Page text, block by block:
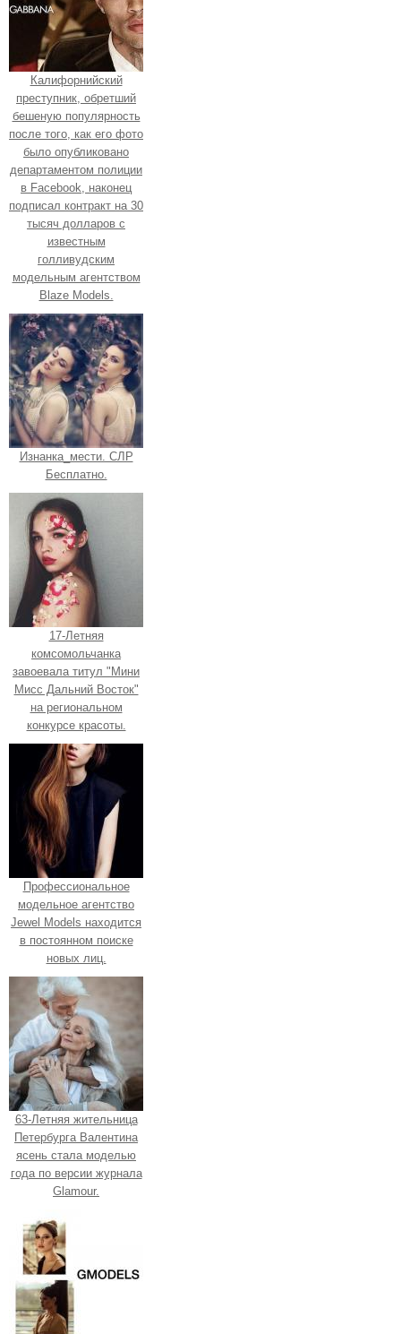
Калифорнийский
преступник, обретший
бешеную популярность
после того, как его фото
было опубликовано
департаментом полиции
в Facebook, наконец
подписал контракт на 30
тысяч долларов с
известным
голливудским
модельным агентством
Blaze Models.
Изнанка_мести. СЛР
Бесплатно.
17-Летняя
комсомольчанка
завоевала титул "Мини
Мисс Дальний Восток"
на региональном
конкурсе красоты.
Профессиональное
модельное агентство
Jewel Models находится
в постоянном поиске
новых лиц.
63-Летняя жительница
Петербурга Валентина
ясень стала моделью
года по версии журнала
Glamour.